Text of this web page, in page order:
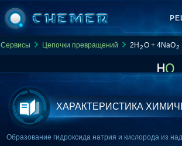
Сервисы Цепочки превращений 2H 2O + 4NaO2
ХАРАКТЕРИСТИКА
Образование гидроксида натрия и кислорода из